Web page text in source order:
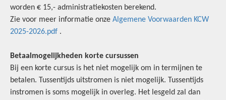
worden € 15,- administratiekosten berekend.
Zie voor meer informatie onze Algemene Voorwaarden KCW
2025-2026.pdf .
Betaalmogelijkheden korte cursussen
Bij een korte cursus is het niet mogelijk om in termijnen te
betalen. Tussentijds uitstromen is niet mogelijk. Tussentijds
instromen is soms mogelijk in overleg. Het lesgeld zal dan